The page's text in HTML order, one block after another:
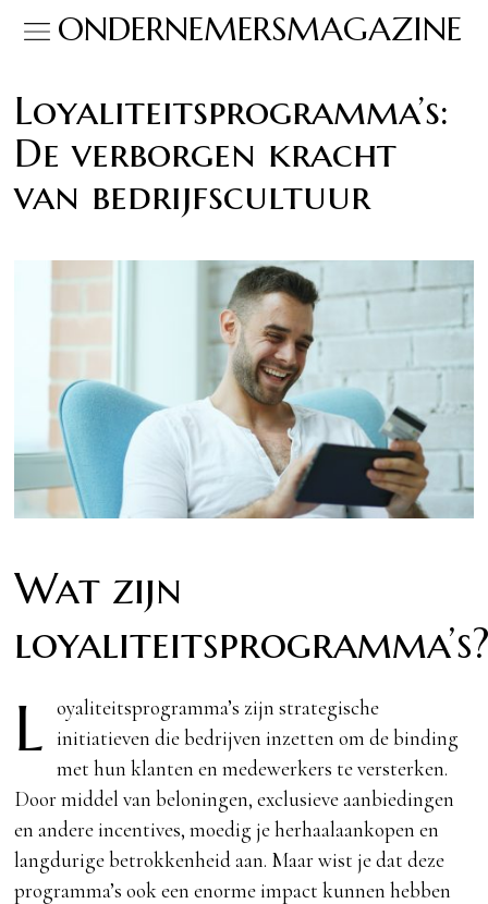
ONDERNEMERSMAGAZINE
Loyaliteitsprogramma’s:
De verborgen kracht
van bedrijfscultuur
Wat zijn
L oyaliteitsprogramma’s zijn strategische
initiatieven die bedrijven inzetten om de binding
met hun klanten en medewerkers te versterken.
Door middel van beloningen, exclusieve aanbiedingen
en andere incentives, moedig je herhaalaankopen en
langdurige betrokkenheid aan. Maar wist je dat deze
programma’s ook een enorme impact kunnen hebben